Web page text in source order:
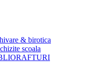
& birotica
scoala